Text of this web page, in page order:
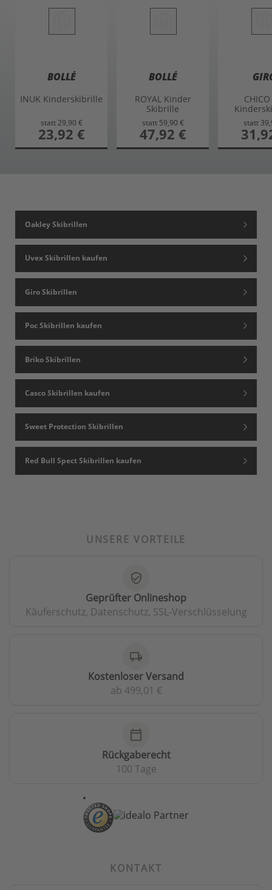
BOLLÉ
INUK Kinderskibrille
statt 29,90 €
sonderangebot
23,92 €
BOLLÉ
ROYAL Kinder
Skibrille
statt 59,90 €
sonderangebot
47,92 €
statt
Oakley Skibrillen
Uvex Skibrillen kaufen
Giro Skibrillen
Poc Skibrillen kaufen
Briko Skibrillen
Casco Skibrillen kaufen
Sweet Protection Skibrillen
Red Bull Spect Skibrillen kaufen
UNSERE VORTEILE
verified_user
Geprüfter Onlineshop
Käuferschutz, Datenschutz, SSL-Verschlüsselung
local_shipping
Kostenloser Versand
ab 499,01 €
calendar_today
Rückgaberecht
100 Tage
KONTAKT